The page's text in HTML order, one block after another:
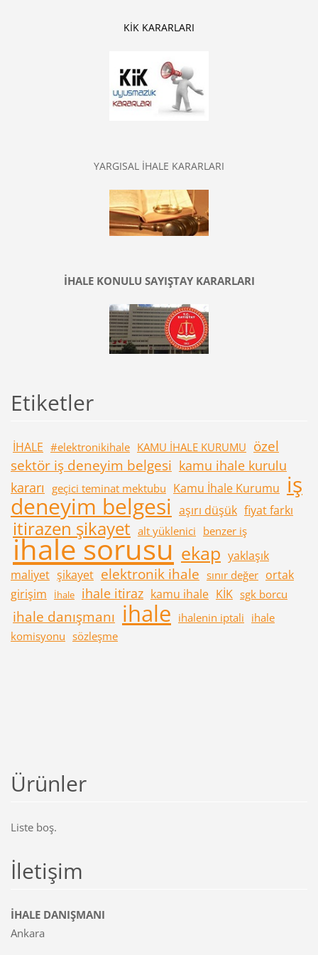
KİK KARARLARI
YARGISAL İHALE KARARLARI
İHALE KONULU SAYIŞTAY KARARLARI
Etiketler
İHALE #elektronikihale KAMU İHALE KURUMU özel
sektör iş deneyim belgesi kamu ihale kurulu
kararı geçici teminat mektubu Kamu İhale Kurumu iş
deneyim belgesi aşırı düşük fiyat farkı
itirazen şikayet alt yüklenici benzer iş
ihale sorusu ekap yaklaşık
maliyet şikayet elektronik ihale sınır değer ortak
girişim
İhale ihale itiraz kamu ihale KİK sgk borcu
ihale danışmanı ihale ihalenin iptali ihale
komisyonu sözleşme
Ürünler
Liste boş.
İletişim
İHALE DANIŞMANI
Ankara